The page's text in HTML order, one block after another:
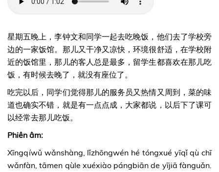
星期五晚上，李钟文和同学一起去吃晚饭，他们去了学校旁
边的一家饭馆。那儿又干净又凉快，环境很舒适，在学校附
近的饭馆里，那儿的客人总是最多，留学生都喜欢在那儿吃
饭，有时候去晚了，就没有座位了。
吃完以后，同学们觉得那儿的服务员又热情又周到，菜的味
道也确实不错，就是有一点点成，大家都说，以后下了课可
以经常去那儿吃饭。
Phiên âm:
Xīngqíwǔ wǎnshàng, lǐzhōngwén hé tóngxué yīqǐ qù chī
wǎnfàn, tāmen qùle xuéxiào pángbiān de yījiā fànguǎn.